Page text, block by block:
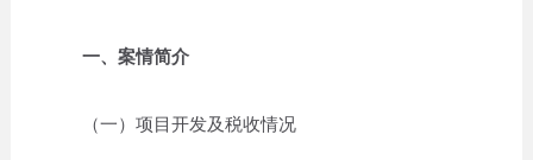
一、案情简介
（一）项目开发及税收情况